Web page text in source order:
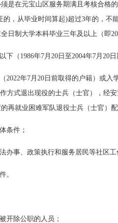
是在元宝山区服务期满且考核合格
，从毕业时间算起)超过3年的，不
日制大学本科毕业三年及以上（即
下（1986年7月20日至2004年7月20
2022年7月20日前取得的户籍）或入
方式退出现役的士兵（士官），经
再就业困难军队退役士兵（士官）
条件；
办事、政策执行和服务居民等社区
。
开除公职的人员；